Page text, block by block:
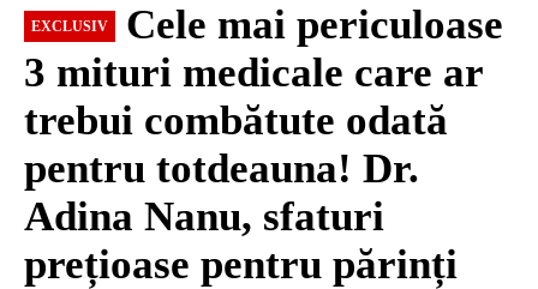
EXCLUSIV
Cele mai periculoase
3 mituri medicale care ar
trebui combătute odată
pentru totdeauna! Dr.
Adina Nanu, sfaturi
prețioase pentru părinți